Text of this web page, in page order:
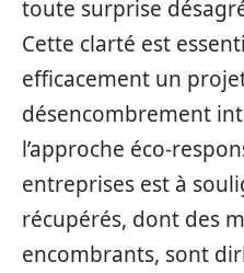
toute surprise
Cette clarté est
efficacement un
désencombrement
l’approche éco-
entreprises est à
récupérés, dont des
encombrants, sont